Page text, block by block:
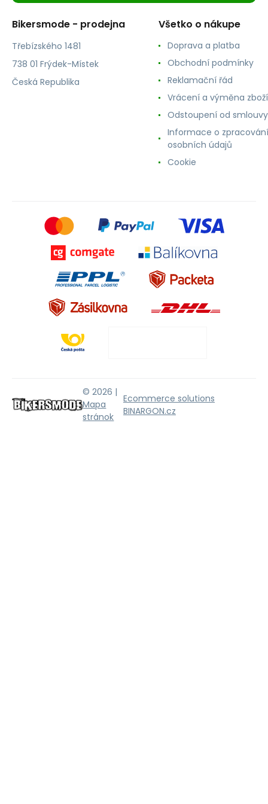
Bikersmode - prodejna
Třebízského 1481
738 01 Frýdek-Místek
Česká Republika
Všetko o nákupe
Doprava a platba
Obchodní podmínky
Reklamační řád
Vrácení a výměna zboží
Odstoupení od smlouvy
Informace o zpracování
osobních údajů
Cookie
© 2026 |
Mapa
stránok
Ecommerce solutions
BINARGON.cz